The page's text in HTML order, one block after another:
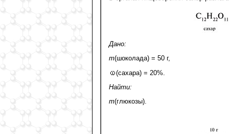
Дано:
m(шоколада) = 50 г,
(сахара) = 20%.
Найти:
m(глюкозы).